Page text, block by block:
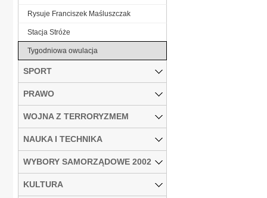
Rysuje Franciszek Maśluszczak
Stacja Stróże
Tygodniowa owulacja
SPORT
PRAWO
WOJNA Z TERRORYZMEM
NAUKA I TECHNIKA
WYBORY SAMORZĄDOWE 2002
KULTURA